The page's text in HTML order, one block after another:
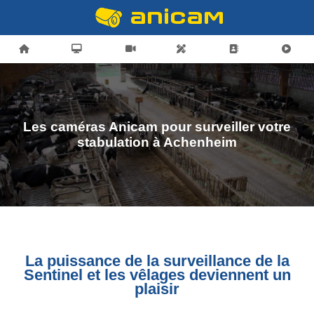
Les caméras Anicam pour surveiller votre
stabulation à Achenheim
La puissance de la surveillance de la
Sentinel et les vêlages deviennent un
plaisir